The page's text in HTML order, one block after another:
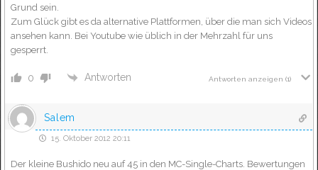
Grund sein.
Zum Glück gibt es da alternative Plattformen, über die man sich Videos
ansehen kann. Bei Youtube wie üblich in der Mehrzahl für uns
gesperrt.
0 Antworten Antworten anzeigen (1)
Salem
15. Oktober 2012 20:11
Der kleine Bushido neu auf 45 in den MC-Single-Charts. Bewertungen